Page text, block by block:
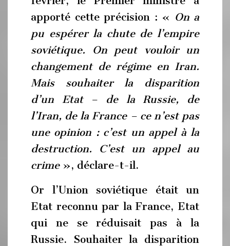
apporté cette précision : « On a
pu espérer la chute de l’empire
soviétique. On peut vouloir un
changement de régime en Iran.
Mais souhaiter la disparition
d’un Etat – de la Russie, de
l’Iran, de la France – ce n’est pas
une opinion : c’est un appel à la
destruction. C’est un appel au
crime», déclare-t-il.
Or l’Union soviétique était un
Etat reconnu par la France, Etat
qui ne se réduisait pas à la
Russie. Souhaiter la disparition